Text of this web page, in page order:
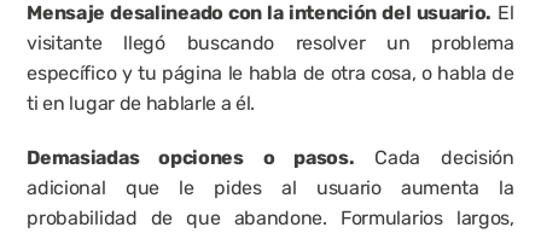
Mensaje desalineado con la intención del usuario. El
visitante llegó buscando resolver un problema
específico y tu página le habla de otra cosa, o habla de
ti en lugar de hablarle a él.
Demasiadas opciones o pasos. Cada decisión
adicional que le pides al usuario aumenta la
probabilidad de que abandone. Formularios largos,